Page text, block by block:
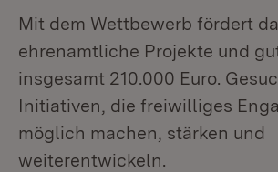
Mit dem Wettbewerb fördert
ehrenamtliche Projekte und
insgesamt 210.000 Euro.
Initiativen, die freiwilliges
möglich machen, stärken und
weiterentwickeln.